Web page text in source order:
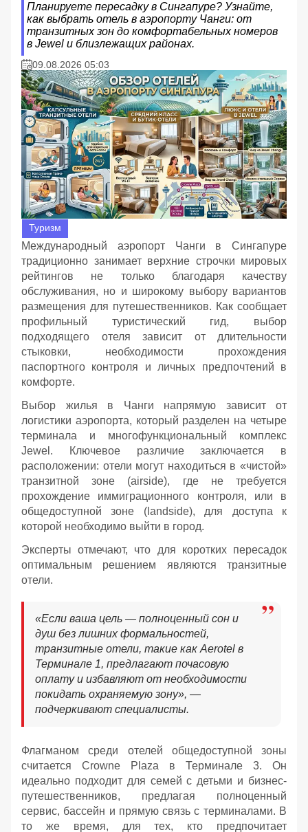
Планируете пересадку в Сингапуре? Узнайте,
как выбрать отель в аэропорту Чанги: от
транзитных зон до комфортабельных номеров
в Jewel и близлежащих районах.
09.08.2026 05:03
Туризм
Международный аэропорт Чанги в Сингапуре
традиционно занимает верхние строчки мировых
рейтингов не только благодаря качеству
обслуживания, но и широкому выбору вариантов
размещения для путешественников. Как сообщает
профильный туристический гид, выбор
подходящего отеля зависит от длительности
стыковки, необходимости прохождения
паспортного контроля и личных предпочтений в
комфорте.
Выбор жилья в Чанги напрямую зависит от
логистики аэропорта, который разделен на четыре
терминала и многофункциональный комплекс
Jewel. Ключевое различие заключается в
расположении: отели могут находиться в «чистой»
транзитной зоне (airside), где не требуется
прохождение иммиграционного контроля, или в
общедоступной зоне (landside), для доступа к
которой необходимо выйти в город.
Эксперты отмечают, что для коротких пересадок
оптимальным решением являются транзитные
отели.
«Если ваша цель — полноценный сон и
душ без лишних формальностей,
транзитные отели, такие как Aerotel в
Терминале 1, предлагают почасовую
оплату и избавляют от необходимости
покидать охраняемую зону», —
подчеркивают специалисты.
Флагманом среди отелей общедоступной зоны
считается Crowne Plaza в Терминале 3. Он
идеально подходит для семей с детьми и бизнес-
путешественников, предлагая полноценный
сервис, бассейн и прямую связь с терминалами. В
то же время, для тех, кто предпочитает